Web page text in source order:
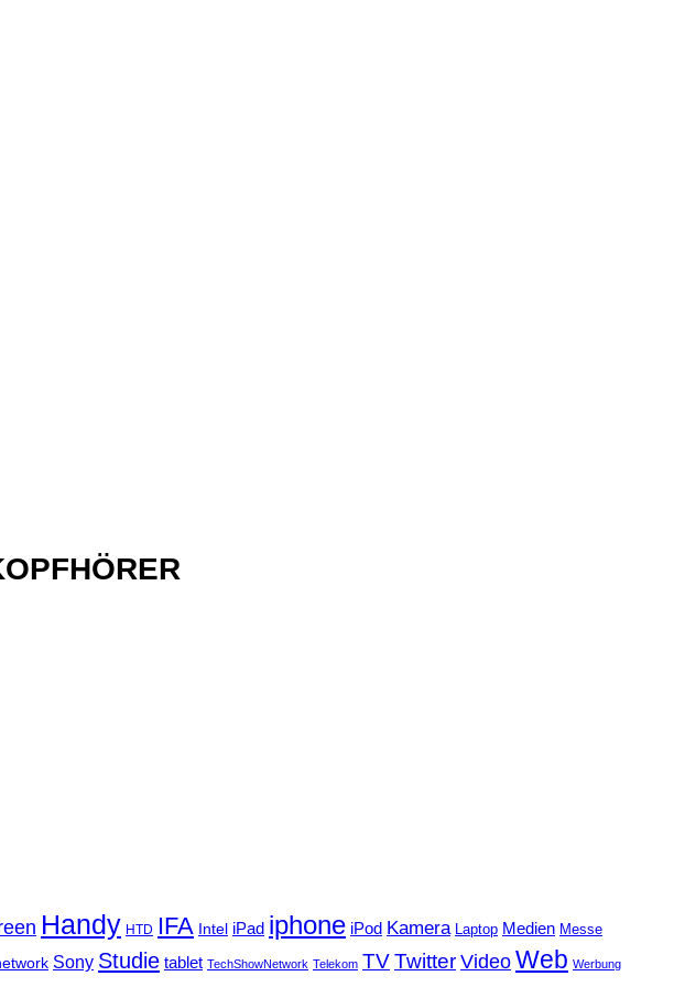
Handy HTD IFA Intel iPad iphone iPod Kamera Laptop Medien Messe
Sony Studie tablet TechShowNetwork Telekom TVTwitter Video Web Werbung